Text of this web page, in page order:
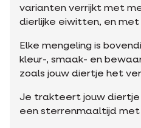
varianten verrijkt met
dierlijke eiwitten, en
Elke mengeling is
kleur-, smaak- en
zoals jouw diertje het
Je trakteert jouw diertje
een sterrenmaaltijd met